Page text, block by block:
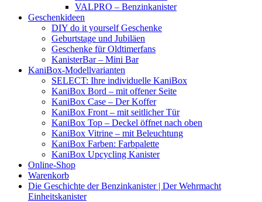
VALPRO – Benzinkanister
Geschenkideen
DIY do it yourself Geschenke
Geburtstage und Jubiläen
Geschenke für Oldtimerfans
KanisterBar – Mini Bar
KaniBox-Modellvarianten
SELECT: Ihre individuelle KaniBox
KaniBox Bord – mit offener Seite
KaniBox Case – Der Koffer
KaniBox Front – mit seitlicher Tür
KaniBox Top – Deckel öffnet nach oben
KaniBox Vitrine – mit Beleuchtung
KaniBox Farben: Farbpalette
KaniBox Upcycling Kanister
Online-Shop
Warenkorb
Die Geschichte der Benzinkanister | Der Wehrmacht
Einheitskanister